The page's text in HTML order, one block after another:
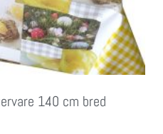
140 cm bred